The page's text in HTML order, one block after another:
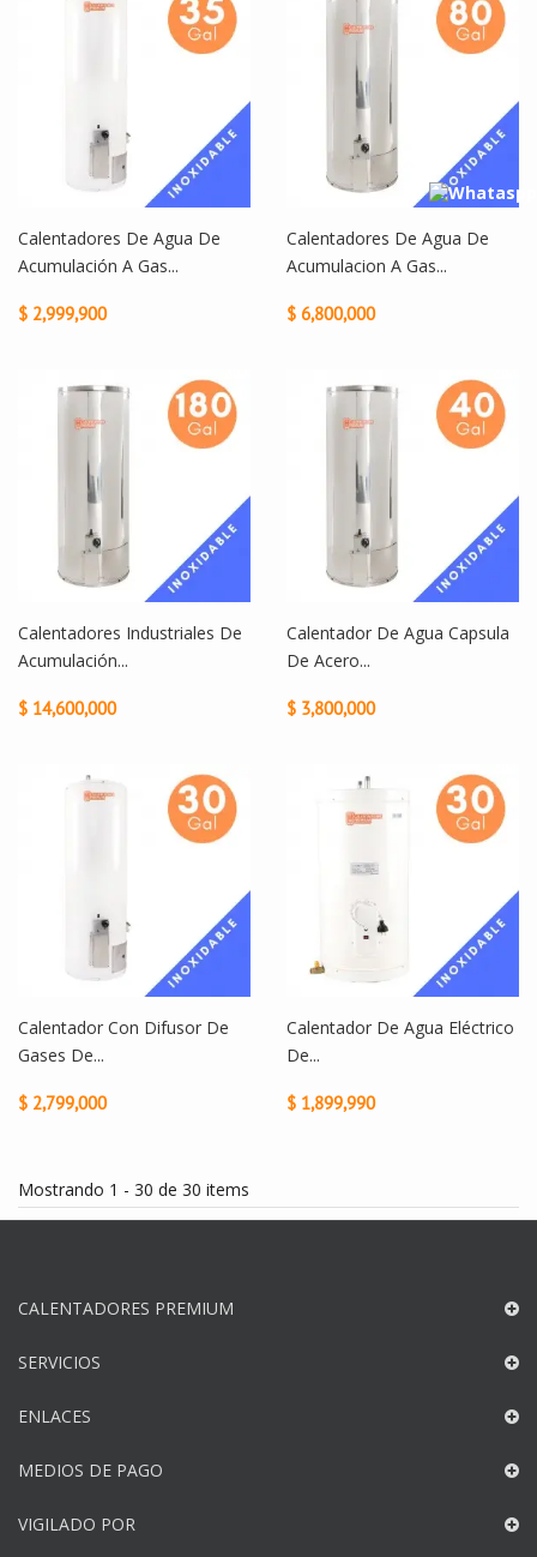
Calentadores De Agua De
Acumulación A Gas...
$ 2,999,900
Calentadores De Agua De
Acumulacion A Gas...
$ 6,800,000
Calentadores Industriales De
Acumulación...
$ 14,600,000
Calentador De Agua Capsula
De Acero...
$ 3,800,000
Calentador Con Difusor De
Gases De...
$ 2,799,000
Calentador De Agua Eléctrico
De...
$ 1,899,990
Mostrando 1 - 30 de 30 items
CALENTADORES PREMIUM
SERVICIOS
ENLACES
MEDIOS DE PAGO
VIGILADO POR